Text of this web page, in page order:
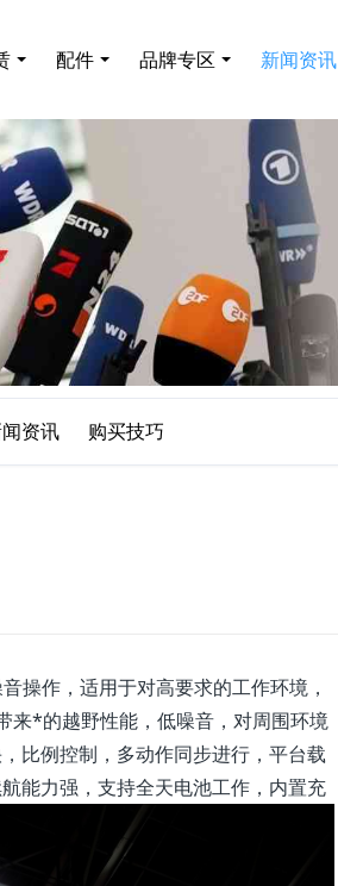
配件 品牌专区 新闻资讯
资讯 购买技巧
操作，适用于对高要求的工作环境，
来*的越野性能，低噪音，对周围环境
比例控制，多动作同步进行，平台载
能力强，支持全天电池工作，内置充